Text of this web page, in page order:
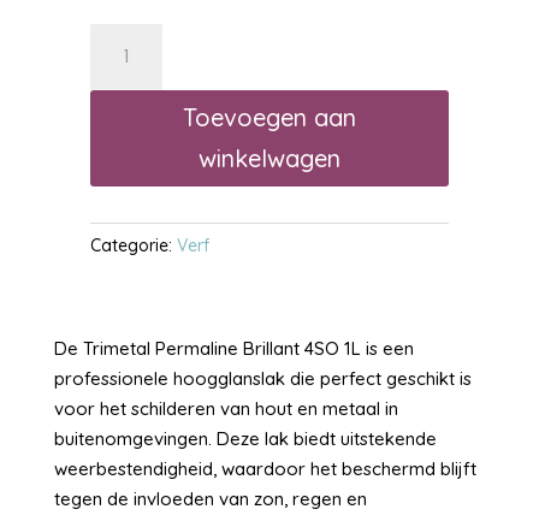
Permaline
Brillant
aantal
Toevoegen aan
winkelwagen
Categorie: Verf
De Trimetal Permaline Brillant 4SO 1L is een
professionele hoogglanslak die perfect geschikt is
voor het schilderen van hout en metaal in
buitenomgevingen. Deze lak biedt uitstekende
weerbestendigheid, waardoor het beschermd blijft
tegen de invloeden van zon, regen en